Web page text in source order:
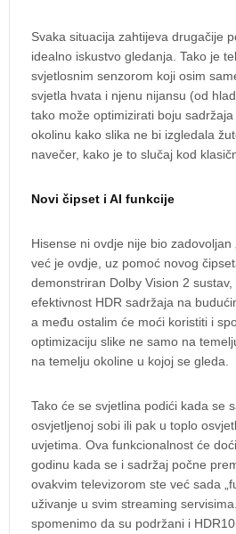
Svaka situacija zahtijeva drugačije
idealno iskustvo gledanja. Tako je
svjetlosnim senzorom koji osim
svjetla hvata i njenu nijansu (od
tako može optimizirati boju
okolinu kako slika ne bi izgledala
navečer, kako je to slučaj kod
Novi čipset i AI funkcije
Hisense ni ovdje nije bio zadovoljan
već je ovdje, uz pomoć novog
demonstriran Dolby Vision 2
efektivnost HDR sadržaja na
a među ostalim će moći koristiti i
optimizaciju slike ne samo na
na temelju okoline u kojoj se gleda.
Tako će se svjetlina podići kada se
osvjetljenoj sobi ili pak u toplo
uvjetima. Ova funkcionalnost će
godinu kada se i sadržaj počne
ovakvim televizorom ste već sada
uživanje u svim streaming
spomenimo da su podržani i